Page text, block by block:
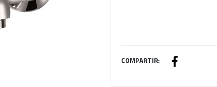
COMPARTIR: